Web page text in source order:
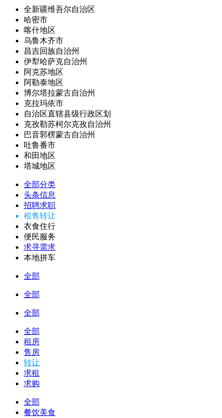
全新疆维吾尔自治区
哈密市
喀什地区
乌鲁木齐市
昌吉回族自治州
伊犁哈萨克自治州
阿克苏地区
阿勒泰地区
博尔塔拉蒙古自治州
克拉玛依市
自治区直辖县级行政区划
克孜勒苏柯尔克孜自治州
巴音郭楞蒙古自治州
吐鲁番市
和田地区
塔城地区
全部分类
头条信息
招聘求职
租售转让
衣食住行
便民服务
求寻需求
本地拼车
全部
全部
全部
全部
租房
售房
转让
求租
求购
全部
餐饮美食